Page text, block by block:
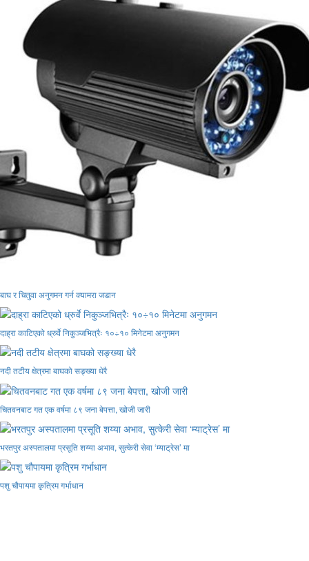
बाघ र चितुवा अनुगमन गर्न क्यामरा जडान
दाह्रा काटिएको ध्रुर्वे निकुञ्जभित्रैः १०÷१० मिनेटमा अनुगमन
नदी तटीय क्षेत्रमा बाघको सङ्ख्या धेरै
चितवनबाट गत एक वर्षमा ८९ जना बेपत्ता, खोजी जारी
भरतपुर अस्पतालमा प्रसूति शय्या अभाव, सुत्केरी सेवा ‘म्याट्रेस’ मा
पशु चौपायमा कृत्रिम गर्भाधान